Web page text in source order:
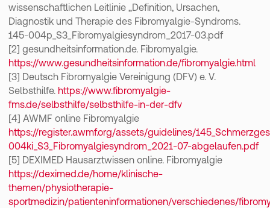
wissenschaftlichen Leitlinie „Definition, Ursachen,
Diagnostik und Therapie des Fibromyalgie-Syndroms.
145-004p_S3_Fibromyalgiesyndrom_2017-03.pdf
[2] gesundheitsinformation.de. Fibromyalgie.
https://www.gesundheitsinformation.de/fibromyalgie.html
[3] Deutsch Fibromyalgie Vereinigung (DFV) e. V.
Selbsthilfe. https://www.fibromyalgie-
fms.de/selbsthilfe/selbsthilfe-in-der-dfv
[4] AWMF online Fibromyalgie
https://register.awmf.org/assets/guidelines/
004ki_S3_Fibromyalgiesyndrom_2021-07-abgelaufen.pdf
[5] DEXIMED Hausarztwissen online. Fibromyalgie
https://deximed.de/home/klinische-
themen/physiotherapie-
sportmedizin/patienteninformationen/verschiedenes/